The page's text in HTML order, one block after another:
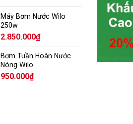
Máy Bơm Nước Wilo
250w
2.850.000₫
Bơm Tuần Hoàn Nước
Nóng Wilo
950.000₫